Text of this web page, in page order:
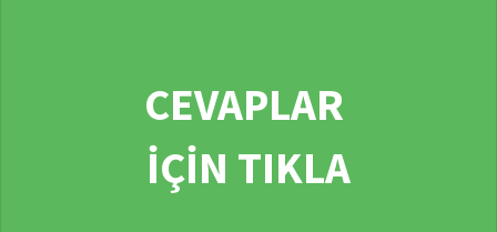
CEVAPLAR
İÇİN TIKLA